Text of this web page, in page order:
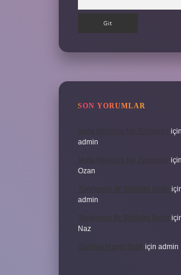
SON YORUMLAR
Veda Mektubu Ne Zamandır için
admin
Veda Mektubu Ne Zamandır için
Ozan
Türkiyenin Ilk Sözlüğü Nedir
admin
Türkiyenin Ilk Sözlüğü Nedir
Naz
Sardina Hangi Balık için admin